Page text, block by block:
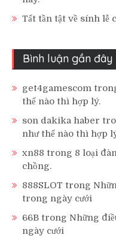
Tất tần tật về sính lễ
Bình luận gần đây
get4gamescom
thế nào thì hợp lý.
son dakika haber
như thế nào thì hợp
xn88 trong 8 loại
chồng.
888SLOT trong
trong ngày cưới
66B trong Những
ngày cưới